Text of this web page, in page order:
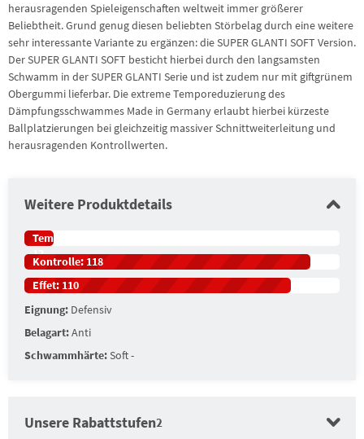
herausragenden Spieleigenschaften weltweit immer größerer
Beliebtheit. Grund genug diesen beliebten Störbelag durch eine weitere
sehr interessante Variante zu ergänzen: die SUPER GLANTI SOFT Version.
Der SUPER GLANTI SOFT besticht hierbei durch den langsamsten
Schwamm in der SUPER GLANTI Serie und ist zudem nur mit giftgrünem
Obergummi lieferbar. Die extreme Temporeduzierung des
Dämpfungsschwammes Made in Germany erlaubt hierbei kürzeste
Ballplatzierungen bei gleichzeitig massiver Schnittweiterleitung und
herausragenden Kontrollwerten.
Weitere Produktdetails
Tempo:
12
Kontrolle:118
Effet: 110
Eignung: Defensiv
Belagart:Anti
Schwammhärte:Soft -
Unsere Rabattstufen2